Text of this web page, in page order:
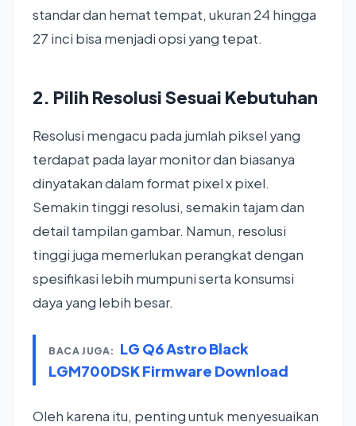
standar dan hemat tempat, ukuran 24 hingga
27 inci bisa menjadi opsi yang tepat.
2. Pilih Resolusi Sesuai Kebutuhan
Resolusi mengacu pada jumlah piksel yang
terdapat pada layar monitor dan biasanya
dinyatakan dalam format pixel x pixel.
Semakin tinggi resolusi, semakin tajam dan
detail tampilan gambar. Namun, resolusi
tinggi juga memerlukan perangkat dengan
spesifikasi lebih mumpuni serta konsumsi
daya yang lebih besar.
BACA JUGA:
LG Q6 Astro Black
LGM700DSK Firmware Download
Oleh karena itu, penting untuk menyesuaikan